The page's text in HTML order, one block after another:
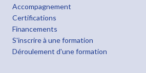
Accompagnement
Certifications
Financements
S'inscrire à une formation
Déroulement d'une formation